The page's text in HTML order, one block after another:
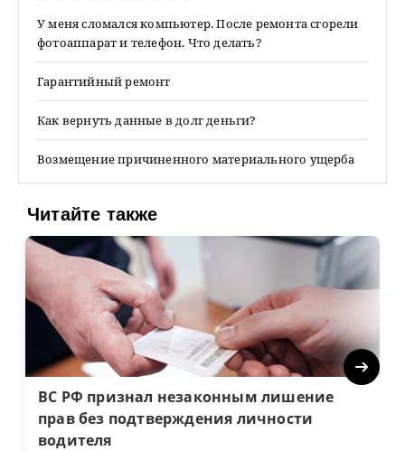
У меня сломался компьютер. После ремонта сгорели
фотоаппарат и телефон. Что делать?
Гарантийный ремонт
Как вернуть данные в долг деньги?
Возмещение причиненного материального ущерба
Читайте также
ВС РФ признал незаконным лишение
прав без подтверждения личности
водителя
Next